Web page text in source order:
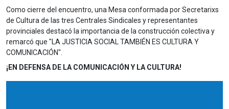
Como cierre del encuentro, una Mesa conformada por Secretarixs
de Cultura de las tres Centrales Sindicales y representantes
provinciales destacó la importancia de la construcción colectiva y
remarcó que "LA JUSTICIA SOCIAL TAMBIÉN ES CULTURA Y
COMUNICACIÓN".
¡EN DEFENSA DE LA COMUNICACIÓN Y LA CULTURA!